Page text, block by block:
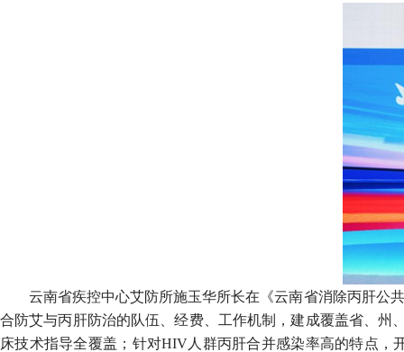
云南省疾控中心艾防所施玉华所长在《云南省消除丙肝公
合防艾与丙肝防治的队伍、经费、工作机制，建成覆盖省、州
床技术指导全覆盖；针对HIV人群丙肝合并感染率高的特点，